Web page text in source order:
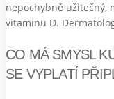
nepochybně užitečný,
vitaminu D.
CO MÁ SMYSL
SE VYPLATÍ